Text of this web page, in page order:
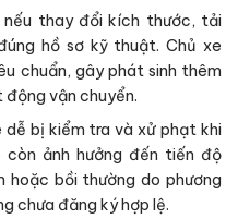
thay đổi kích thước, tải
hồ sơ kỹ thuật. Chủ xe
chuẩn, gây phát sinh thêm
vận chuyển.
dễ bị kiểm tra và xử phạt khi
còn ảnh hưởng đến tiến độ
bồi thường do phương
chưa đăng ký hợp lệ.